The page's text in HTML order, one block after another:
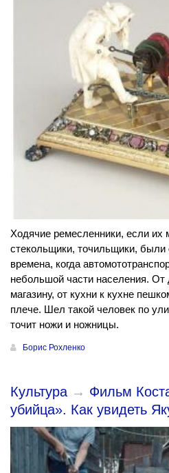
Ходячие ремесленники, если их
стекольщики, точильщики,
времена, когда
небольшой части населения. От
магазину, от кухни к кухне
плече. Шел такой человек по
точит ножи и ножницы.
Борис Рохленко
Культура→ Фильм
убийца». Как увидеть